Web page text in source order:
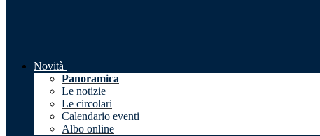
Novità
Panoramica
Le notizie
Le circolari
Calendario eventi
Albo online